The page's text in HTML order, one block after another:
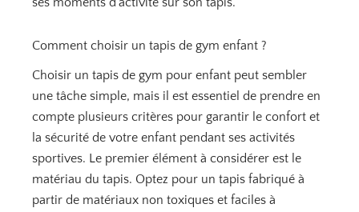
Comment choisir un tapis de gym enfant ?
Choisir un tapis de gym pour enfant peut sembler
une tâche simple, mais il est essentiel de prendre en
compte plusieurs critères pour garantir le confort et
la sécurité de votre enfant pendant ses activités
sportives. Le premier élément à considérer est le
matériau du tapis. Optez pour un tapis fabriqué à
partir de matériaux non toxiques et faciles à